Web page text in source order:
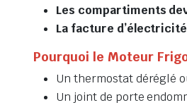
Les compartiments
La facture
Pourquoi le Moteur
Un thermostat déréglé
Un joint de porte